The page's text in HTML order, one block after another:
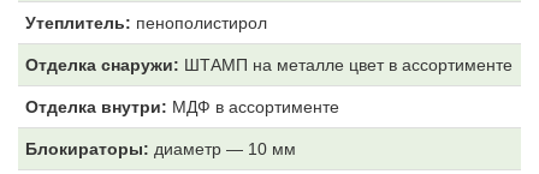
Утеплитель: пенополистирол
Отделка снаружи: ШТАМП на металле цвет в ассортименте
Отделка внутри: МДФ в ассортименте
Блокираторы: диаметр — 10 мм